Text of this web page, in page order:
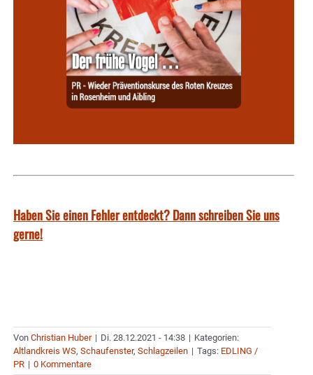
Haben Sie einen Fehler entdeckt? Dann schreiben Sie uns
gerne!
Von Christian Huber | Di. 28.12.2021 - 14:38 | Kategorien:
Altlandkreis WS, Schaufenster, Schlagzeilen | Tags: EDLING /
PR | 0 Kommentare